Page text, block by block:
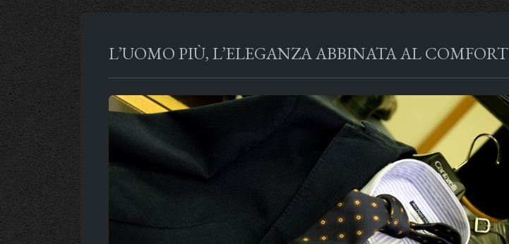
L’UOMO PIÙ, L’ELEGANZA ABBINATA AL COMFORT